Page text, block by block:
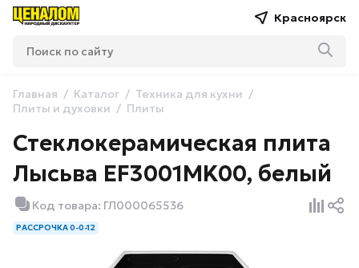
Красноярск
Главная Каталог
Техника для кухни
Плиты и духовки
Плиты
Стеклокерамическая плита
Лысьва EF3001MK00, белый
Код товара: ГЛ000065536
РАССРОЧКА 0-0-12